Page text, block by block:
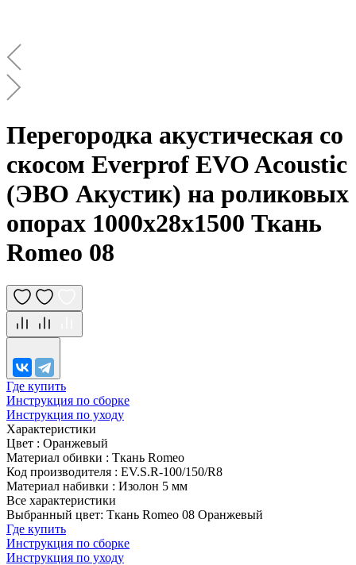
Перегородка акустическая со
скосом Everprof EVO Acoustic
(ЭВО Акустик) на роликовых
опорах 1000х28х1500 Ткань
Romeo 08
Где купить
Инструкция по сборке
Инструкция по уходу
Характеристики
Цвет : Оранжевый
Материал обивки : Ткань Romeo
Код производителя : EV.S.R-100/150/R8
Материал набивки : Изолон 5 мм
Все характеристики
Выбранный цвет: Ткань Romeo 08 Оранжевый
Где купить
Инструкция по сборке
Инструкция по уходу